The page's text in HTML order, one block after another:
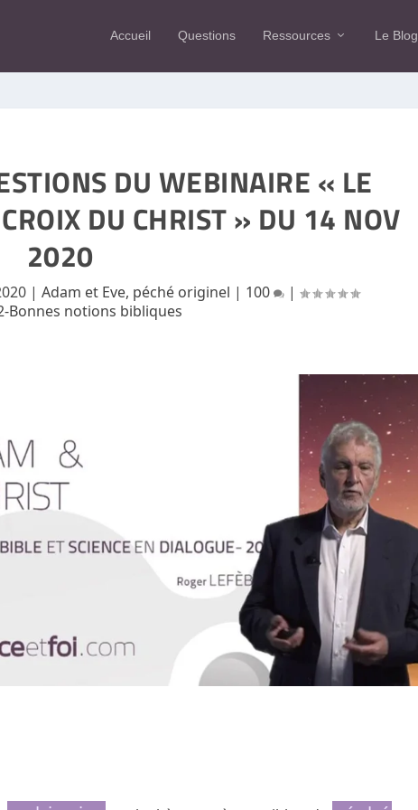
Accueil Questions Ressources Le Blog
DU WEBINAIRE « LE
DU CHRIST » DU 14 NOV
2020
|Adam et Eve, péché originel | 100
|
Bonnes notions bibliques